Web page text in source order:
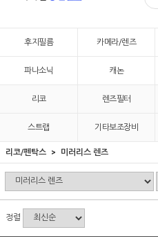
후지필름 카메라/렌즈
파나소닉 캐논
리코 렌즈필터
스트랩 기타보조장비
리코/펜탁스 미러리스 렌즈
정렬